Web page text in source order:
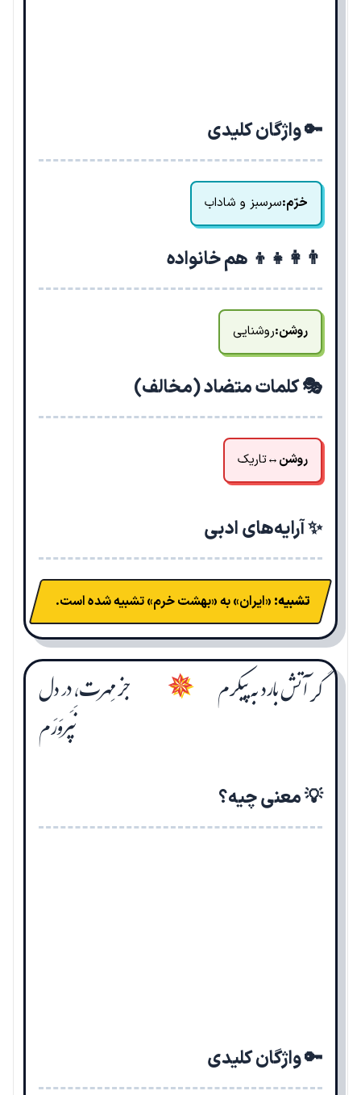
🔑 واژگان کلیدی
خرّم:سرسبز و شاداب
👨‍👩‍👧‍👦 هم خانواده
روشن:روشنایی
🎭 کلمات متضاد (مخالف)
روشن↔تاریک
✨ آرایه‌های ادبی
تشبیه: «ایران» به «بهشت خرم» تشبیه شده است.
گر آتش بارد به پیکرم ✵ جز مِهرت، در دل
نَپَروَرَم
💡 معنی چیه؟
🔑 واژگان کلیدی